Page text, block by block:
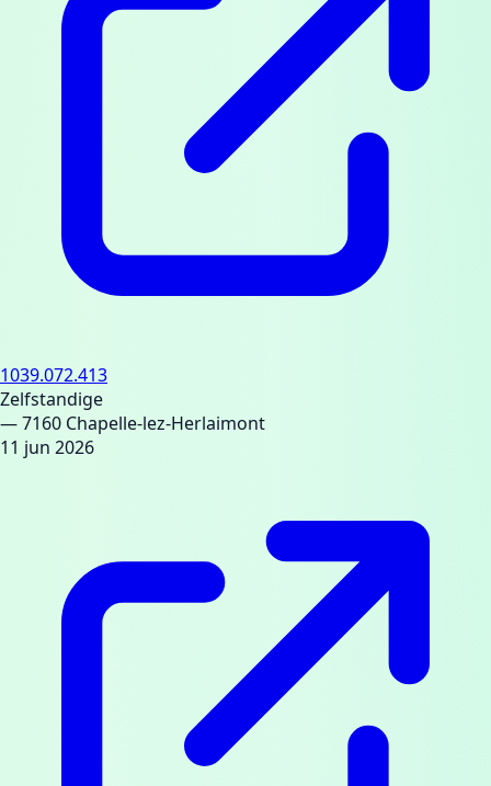
1039.072.413
Zelfstandige
— 7160 Chapelle-lez-Herlaimont
11 jun 2026